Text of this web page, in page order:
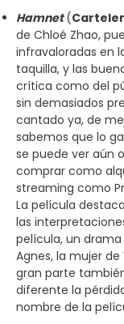
Hamnet(
de Chloé Zhao,
infravaloradas en
taquilla, y las
crítica como del
sin demasiados
cantado ya, de
sabemos que lo
se puede ver aún
comprar como
streaming como
La película
las
película, un
Agnes, la mujer
gran parte
diferente la
nombre de la